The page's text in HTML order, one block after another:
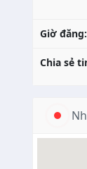
Giờ đăng:
Chia sẻ